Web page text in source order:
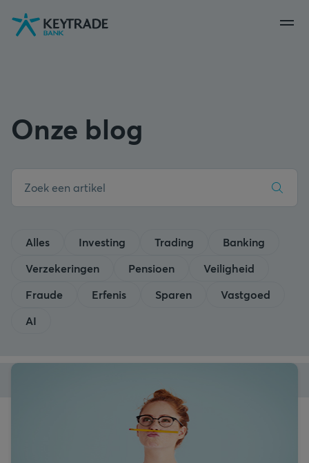
Naar
navigatie
Naar
aanmelden
Naar
inhoud
Onze blog
Alles Investing Trading
Banking
Verzekeringen
Pensioen
Veiligheid
Fraude
Erfenis Sparen
Vastgoed
AI